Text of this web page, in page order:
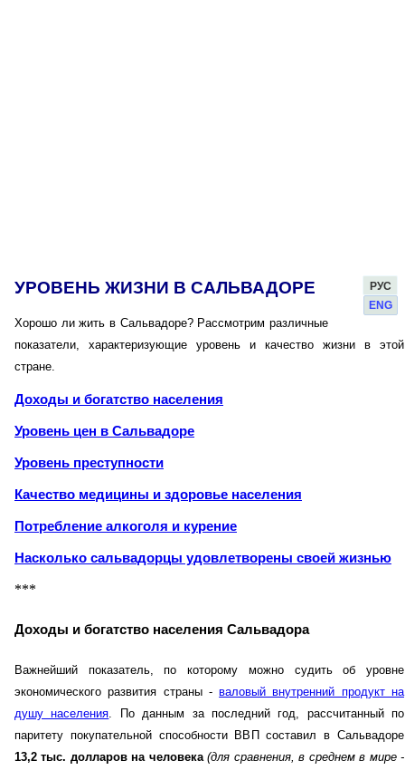
РУС
ENG
УРОВЕНЬ ЖИЗНИ В САЛЬВАДОРЕ
Хорошо ли жить в Сальвадоре? Рассмотрим различные
показатели, характеризующие уровень и качество жизни в этой
стране.
Доходы и богатство населения
Уровень цен в Сальвадоре
Уровень преступности
Качество медицины и здоровье населения
Потребление алкоголя и курение
Насколько сальвадорцы удовлетворены своей жизнью
***
Доходы и богатство населения Сальвадора
Важнейший показатель, по которому можно судить об уровне
экономического развития страны -валовый внутренний продукт на
душу населения. По данным за последний год, рассчитанный по
паритету покупательной способности ВВП составил в Сальвадоре
13,2 тыс. долларов на человека (для сравнения, в среднем в мире -